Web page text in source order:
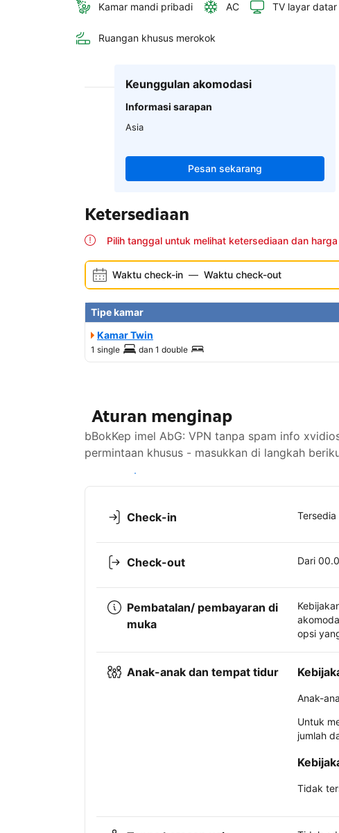
Kamar mandi pribadi AC TV layar datar
Ruangan khusus merokok
Keunggulan akomodasi
Informasi sarapan
Asia
Pesan sekarang
Ketersediaan
Pilih tanggal untuk melihat ketersediaan dan
Waktu check-in — Waktu check-out
Tipe kamar
Kamar Twin
1 single dan 1 double
Aturan menginap
bBokKep imel AbG: VPN tanpa spam info
permintaan khusus - masukkan di langkah
Lihat ketersediaan
Check-in Tersedia
Check-out Dari
Pembatalan/ pembayaran di
muka
opsi
Anak-anak dan tempat tidur
Anak-
Untuk
jumlah
Tidak